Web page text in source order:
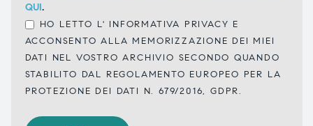
QUI.
HO LETTO L' INFORMATIVA PRIVACY E
ACCONSENTO ALLA MEMORIZZAZIONE DEI MIEI
DATI NEL VOSTRO ARCHIVIO SECONDO QUANDO
STABILITO DAL REGOLAMENTO EUROPEO PER LA
PROTEZIONE DEI DATI N. 679/2016, GDPR.